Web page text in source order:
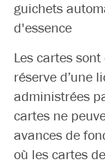
guichets
d'essence
Les cartes
réserve d’une
administrées
cartes ne
avances de
où les cartes